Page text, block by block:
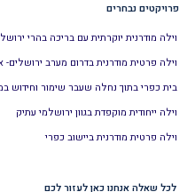
פרויקטים נבחרים
וילה מודרנית יוקרתית עם בריכה בהרי
וילה פרטית מודרנית בדרום מערב ירושלים-
בית כפרי בתוך נחלה שעבר שימור וחידוש
וילה ייחודית מוקפדת בגוון ירושלמי עתיק
וילה פרטית מודרנית ביישוב כפרי
לכל שאלה אנחנו כאן לעזור לכם